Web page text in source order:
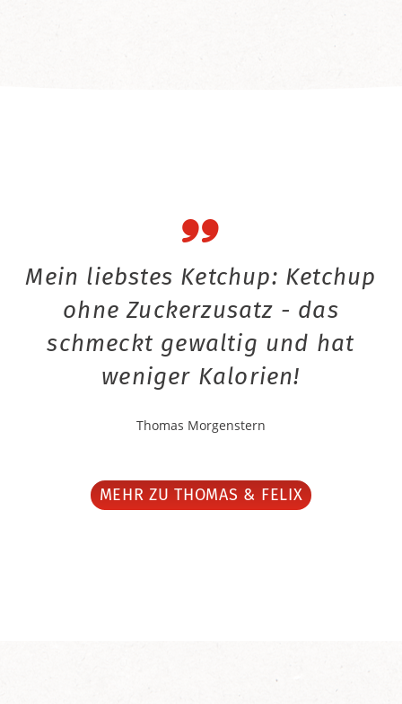
Mein liebstes Ketchup: Ketchup
ohne Zuckerzusatz - das
schmeckt gewaltig und hat
weniger Kalorien!
Thomas Morgenstern
MEHR ZU THOMAS & FELIX